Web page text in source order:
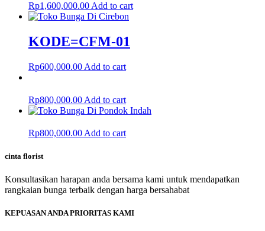
Rp1,600,000.00 Add to cart
KODE=CFM-01
Rp600,000.00 Add to cart
Rp800,000.00 Add to cart
Rp800,000.00 Add to cart
cinta florist
Konsultasikan harapan anda bersama kami untuk mendapatkan
rangkaian bunga terbaik dengan harga bersahabat
KEPUASAN ANDA PRIORITAS KAMI